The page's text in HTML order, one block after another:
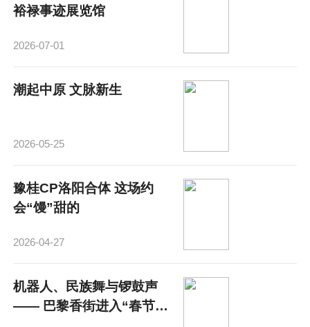
裕禄事迹展览馆
2026-07-01
潮起中原 文脉新生
2026-05-25
豫桂CP洛阳合体 这场约
会“馒”甜的
2026-04-27
机器人、民族舞与锣鼓声
—— 巴黎香街进入“春节时